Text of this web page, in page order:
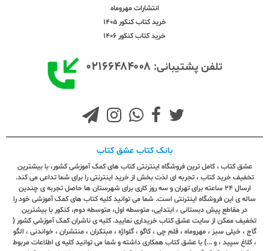
انتشارات مهروماه
خرید کتاب کنکور 1405
خرید کتاب کنکور 1406
تلفن پشتیبانی: ۰۲۱۶۶۴۸۴۰۰۸
بانک کتاب عشق کتاب
عشق کتاب ، کامل ترین فروشگاه اینترنتی کتاب های کمک آموزشی کشور، با بیشترین
تخفیف خرید کتاب ، تجربه ای لذت بخش از خرید اینترنتی را برای شما تداعی می کند.
ارسال ٢٤ ساعته برای تهران و سه روز کاری برای شهرستان ها حاصل تجربه ی چندین
ساله ی این فروشگاه اینترنتی است. شما می توانید کلیه کتاب های کمک آموزشی خود را
در مقاطع پیش دبستانی ، ابتدایی، متوسطه اول، متوسطه دوم، کنکور با بیشترین
تخفیف ممکن از سایت عشق کتاب خریداری نمایید. کلیه ی ناشران کمک آموزشی کشور (
گاج ، خیلی سبز ، مهروماه ، قلم چی ، کاگو ، گلواژه ، مبتکران ، منتشران ، خواندنی ، الگو
، کلاغ سپید ، و ...) با عشق کتاب همکاری داشته و شما می توانید کلیه ی اطلاعات مربوط